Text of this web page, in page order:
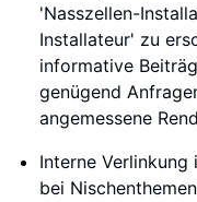
'Nasszellen-
Installateur' zu
informative
genügend
angemessene
Interne
bei